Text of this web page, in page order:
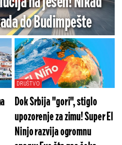
do Budimpešte
DRUŠTVO
Dok Srbija "gori", stiglo
upozorenje za zimu! Super El
Ninjo razvija ogromnu